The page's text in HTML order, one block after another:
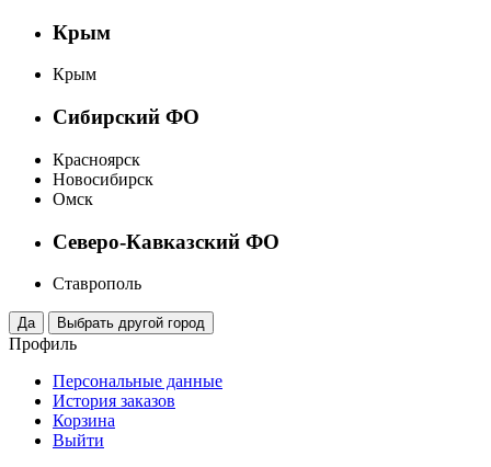
Крым
Крым
Сибирский ФО
Красноярск
Новосибирск
Омск
Северо-Кавказский ФО
Ставрополь
Профиль
Персональные данные
История заказов
Корзина
Выйти